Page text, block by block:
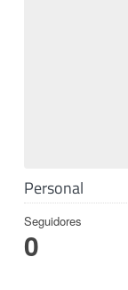
Personal
Seguidores
0